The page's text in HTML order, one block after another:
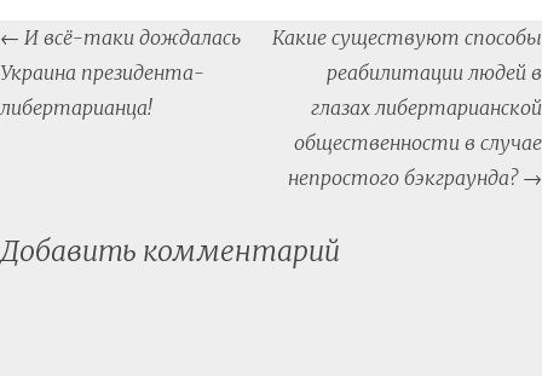
Post
navigation
← И всё-таки дождалась
Украина президента-
либертарианца!
Какие существуют способы
реабилитации людей в
глазах либертарианской
общественности в случае
непростого бэкграунда? →
Добавить комментарий